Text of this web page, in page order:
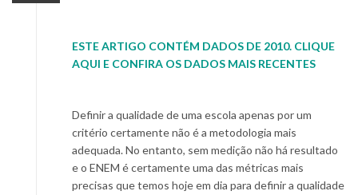
ESTE ARTIGO CONTÉM DADOS DE 2010. CLIQUE
AQUI E CONFIRA OS DADOS MAIS RECENTES
Definir a qualidade de uma escola apenas por um
critério certamente não é a metodologia mais
adequada. No entanto, sem medição não há resultado
e o ENEM é certamente uma das métricas mais
precisas que temos hoje em dia para definir a qualidade